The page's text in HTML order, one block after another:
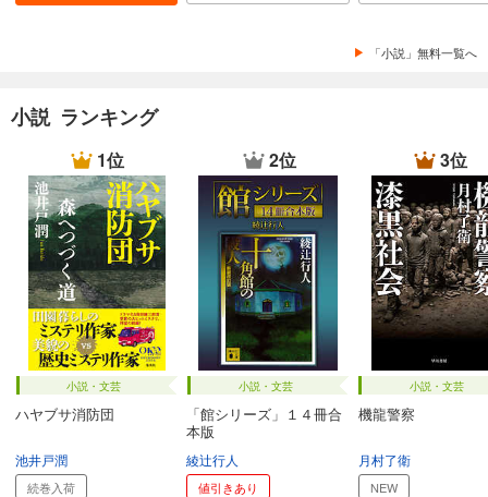
「小説」無料一覧へ
小説 ランキング
1位
小説・文芸
ハヤブサ消防団
池井戸潤
続巻入荷
2位
小説・文芸
「館シリーズ」１４冊合
本版
綾辻行人
値引きあり
3位
小説・文芸
機龍警察
月村了衛
NEW